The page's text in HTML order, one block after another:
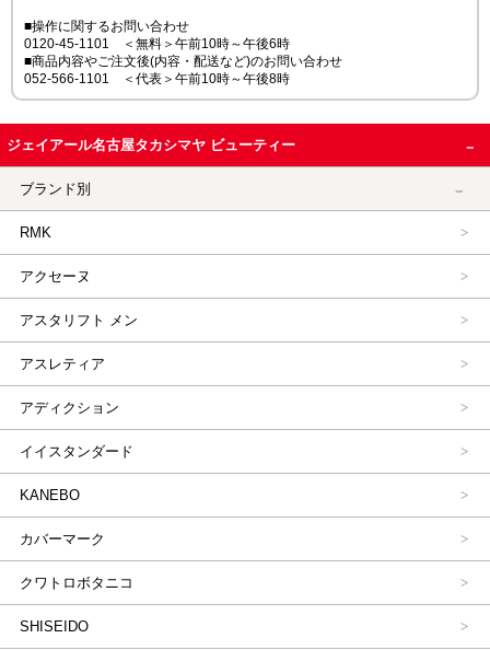
■操作に関するお問い合わせ
0120-45-1101 ＜無料＞午前10時～午後6時
■商品内容やご注文後(内容・配送など)のお問い合わせ
052-566-1101 ＜代表＞午前10時～午後8時
ジェイアール名古屋タカシマヤ ビューティー
ブランド別
RMK
アクセーヌ
アスタリフト メン
アスレティア
アディクション
イイスタンダード
KANEBO
カバーマーク
クワトロボタニコ
SHISEIDO